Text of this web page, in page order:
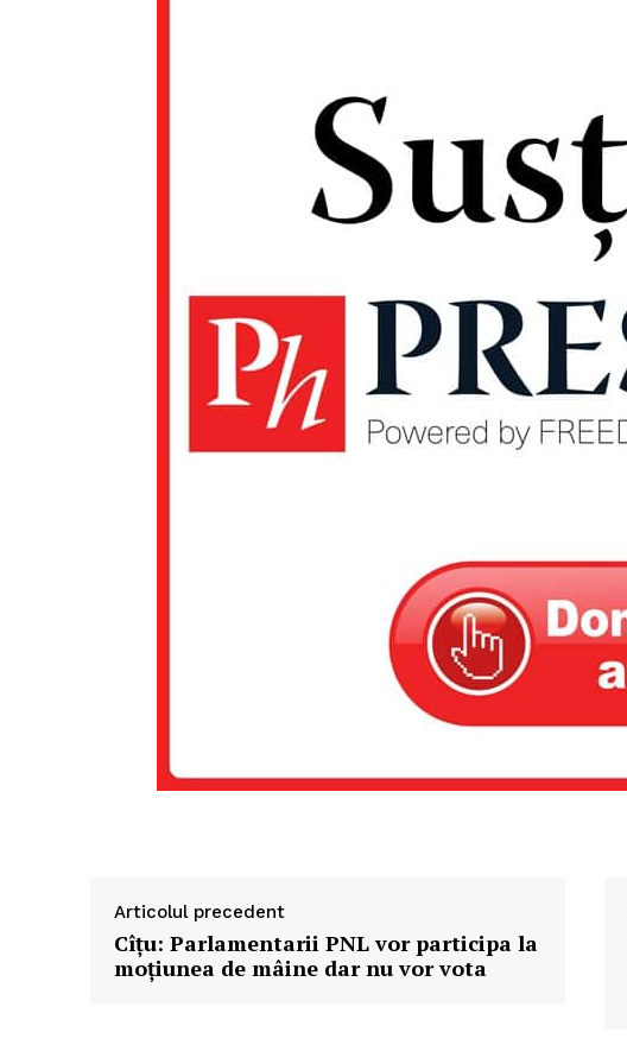
Articolul precedent
Cîţu: Parlamentarii PNL vor participa la
moţiunea de mâine dar nu vor vota